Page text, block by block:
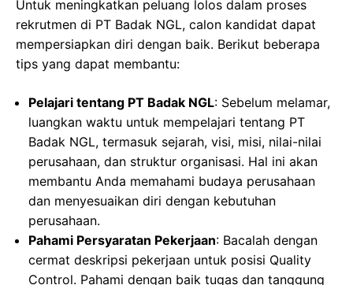
Untuk meningkatkan peluang lolos dalam proses
rekrutmen di PT Badak NGL, calon kandidat dapat
mempersiapkan diri dengan baik. Berikut beberapa
tips yang dapat membantu:
Pelajari tentang PT Badak NGL: Sebelum melamar,
luangkan waktu untuk mempelajari tentang PT
Badak NGL, termasuk sejarah, visi, misi, nilai-nilai
perusahaan, dan struktur organisasi. Hal ini akan
membantu Anda memahami budaya perusahaan
dan menyesuaikan diri dengan kebutuhan
perusahaan.
Pahami Persyaratan Pekerjaan: Bacalah dengan
cermat deskripsi pekerjaan untuk posisi Quality
Control. Pahami dengan baik tugas dan tanggung